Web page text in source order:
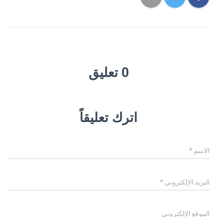
0 تعليق
اترك تعليقاً
الاسم *
البريد الإلكتروني *
الموقع الإلكتروني